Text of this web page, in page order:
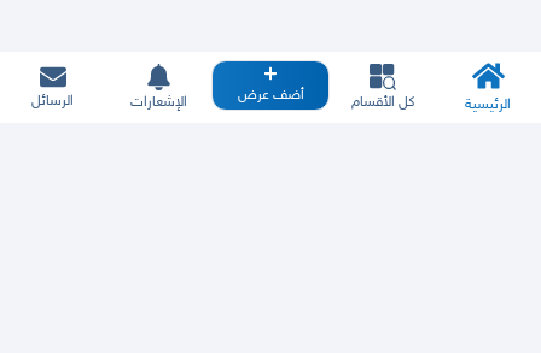
الرئيسية كل الأقسام أضف عرض الإشعارات الرسائل